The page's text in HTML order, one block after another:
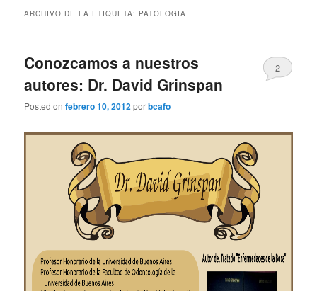
ARCHIVO DE LA ETIQUETA: PATOLOGIA
Conozcamos a nuestros
autores: Dr. David Grinspan
Posted onfebrero 10, 2012porbcafo
2